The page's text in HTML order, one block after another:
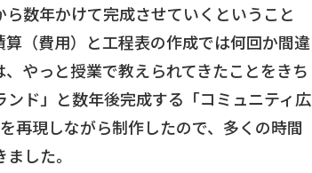
数年かけて完成させていくということ
（費用）と工程表の作成では何回か間違
やっと授業で教えられてきたことをきち
ド」と数年後完成する「コミュニティ広
再現しながら制作したので、多くの時間
した。